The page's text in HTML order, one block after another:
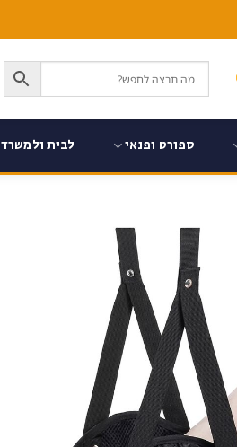
ספורט ופנאי לבית ולמשרד